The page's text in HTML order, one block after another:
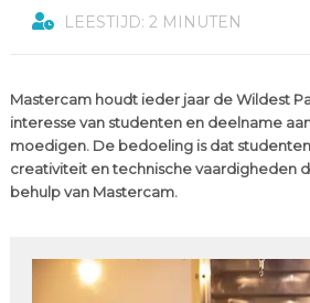
LEESTIJD: 2 MINUTEN
Mastercam houdt ieder jaar de Wildest
interesse van studenten en deelname
moedigen. De bedoeling is dat
creativiteit en technische vaardigheden
behulp van Mastercam.